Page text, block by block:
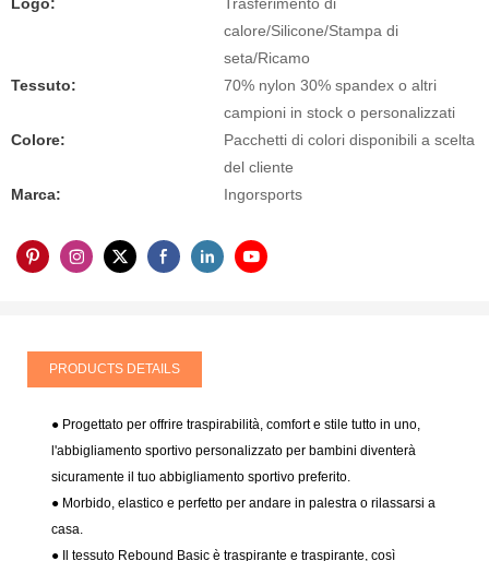
Logo:
Trasferimento di
calore/Silicone/Stampa di
seta/Ricamo
Tessuto:
70% nylon 30% spandex o altri
campioni in stock o personalizzati
Colore:
Pacchetti di colori disponibili a scelta
del cliente
Marca:
Ingorsports
PRODUCTS DETAILS
● Progettato per offrire traspirabilità, comfort e stile tutto in uno,
l'abbigliamento sportivo personalizzato per bambini diventerà
sicuramente il tuo abbigliamento sportivo preferito.
● Morbido, elastico e perfetto per andare in palestra o rilassarsi a
casa.
● Il tessuto Rebound Basic è traspirante e traspirante, così